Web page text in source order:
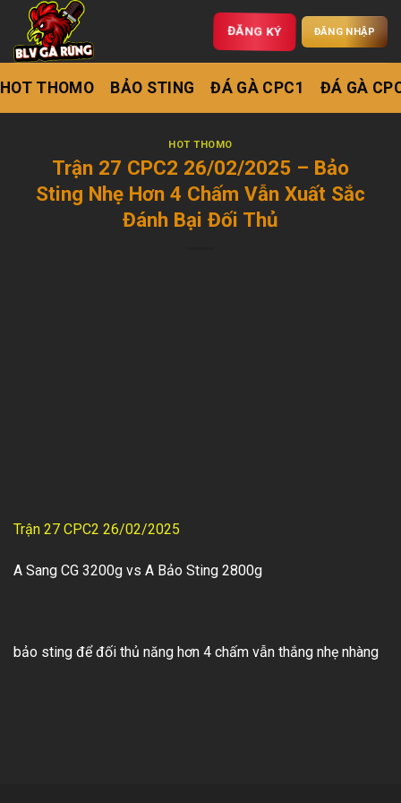
ĐĂNG KÝ ĐĂNG NHẬP
HOT THOMO BẢO STING ĐÁ GÀ CPC1 ĐÁ GÀ
HOT THOMO
Trận 27 CPC2 26/02/2025 – Bảo
Sting Nhẹ Hơn 4 Chấm Vẫn Xuất Sắc
Đánh Bại Đối Thủ
Trận 27 CPC2 26/02/2025
A Sang CG 3200g vs A Bảo Sting 2800g
bảo sting để đối thủ năng hơn 4 chấm vẫn thắng nhẹ nhàng